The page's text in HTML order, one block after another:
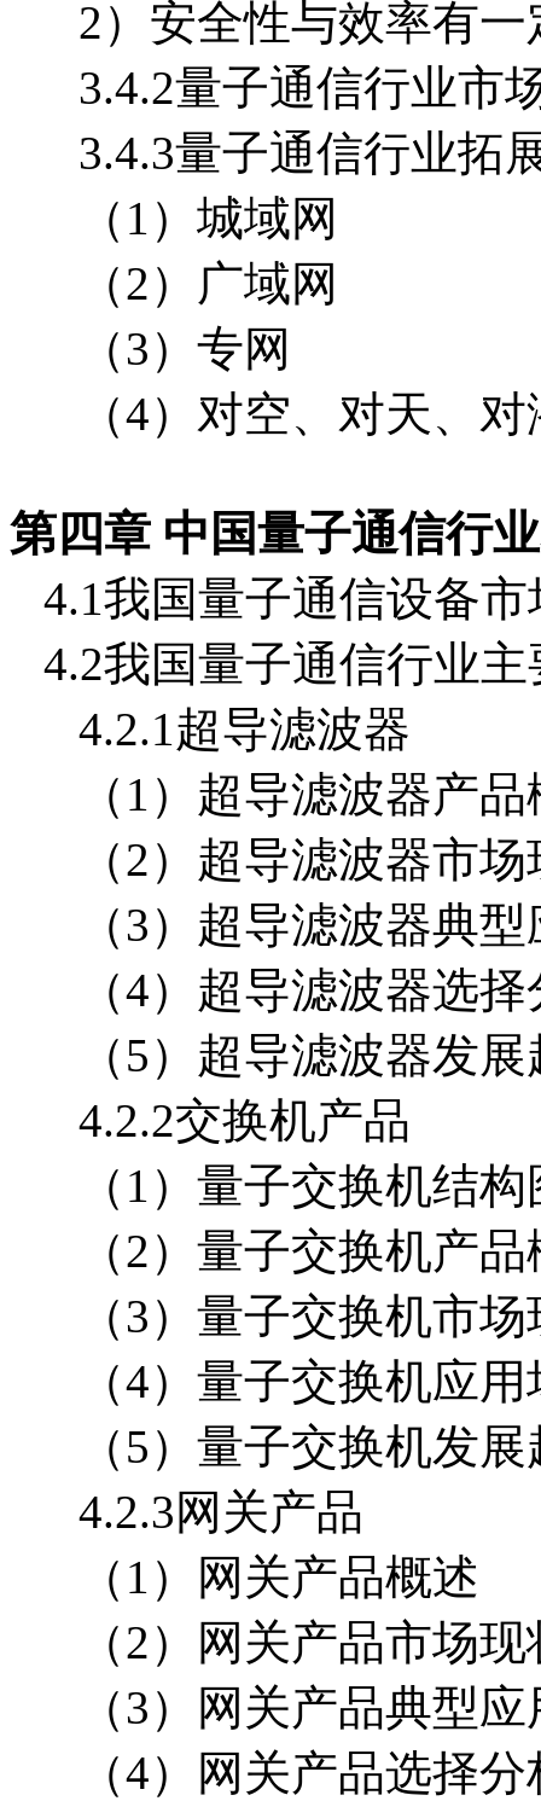
2）安全性与效率有一
3.4.2量子通信行业市
3.4.3量子通信行业拓
（1）城域网
（2）广域网
（3）专网
（4）对空、对天、
第四章 中国量子通信行
4.1我国量子通信设备
4.2我国量子通信行业
4.2.1超导滤波器
（1）超导滤波器产
（2）超导滤波器市
（3）超导滤波器典
（4）超导滤波器选
（5）超导滤波器发
4.2.2交换机产品
（1）量子交换机结构
（2）量子交换机产
（3）量子交换机市
（4）量子交换机应
（5）量子交换机发
4.2.3网关产品
（1）网关产品概述
（2）网关产品市场
（3）网关产品典型
（4）网关产品选择分